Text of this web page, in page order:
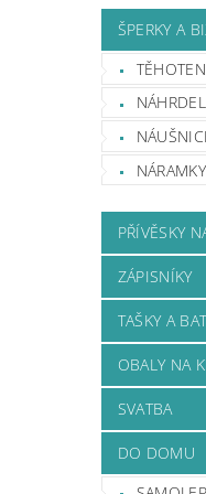
ŠPERKY A
NÁRAMKY
PŘÍVĚSKY
ZÁPISNÍKY
TAŠKY A
OBALY NA
SVATBA
DO DOMU